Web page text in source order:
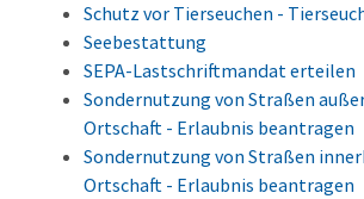
Schutz vor Tierseuchen -
Seebestattung
SEPA-Lastschriftmandat erteilen
Sondernutzung von Straßen
Ortschaft - Erlaubnis beantragen
Sondernutzung von Straßen
Ortschaft - Erlaubnis beantragen